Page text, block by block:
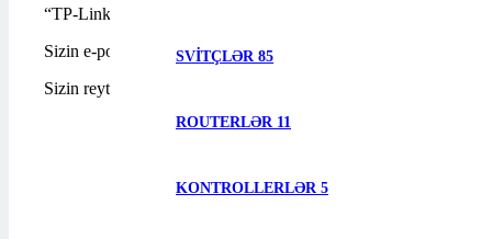
SVITÇLƏR 85
ROUTERLƏR 11
KONTROLLERLƏR 5
“TP-Link Archer TBE400UH”i ilk nəzərdən keçirən siz olun
Sizin e-poçt ünvanınız dərc edilməyəcəkdir.
Sizin reytinqiniz